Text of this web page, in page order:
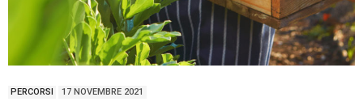
PERCORSI 17 NOVEMBRE 2021